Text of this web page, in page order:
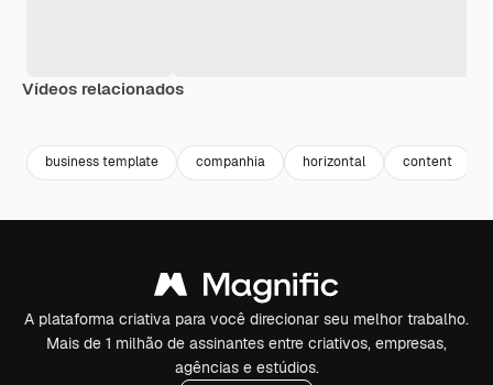
Vídeos relacionados
business template companhia horizontal content
A plataforma criativa para você direcionar seu melhor trabalho.
Mais de 1 milhão de assinantes entre criativos, empresas,
agências e estúdios.